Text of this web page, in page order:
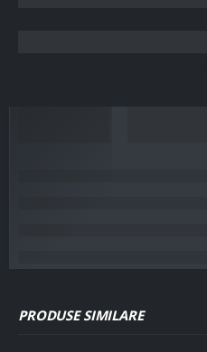
PRODUSE SIMILARE